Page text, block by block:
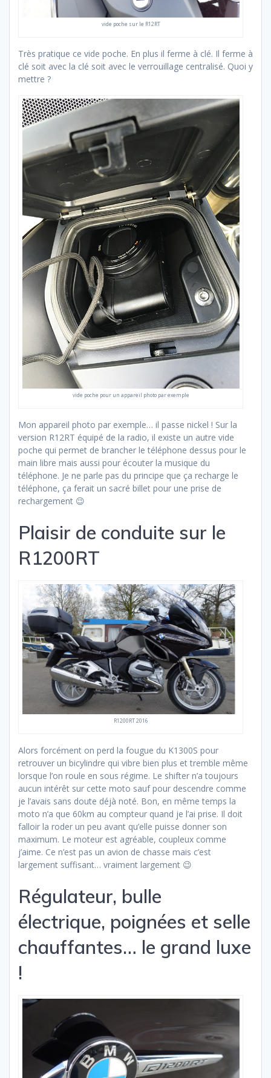
vide poche sur le R12RT
Très pratique ce vide poche. En plus il ferme à clé. Il ferme à
clé soit avec la clé soit avec le verrouillage centralisé. Quoi y
mettre ?
vide poche pour un appareil photo par exemple
Mon appareil photo par exemple… il passe nickel ! Sur la
version R12RT équipé de la radio, il existe un autre vide
poche qui permet de brancher le téléphone dessus pour le
main libre mais aussi pour écouter la musique du
téléphone. Je ne parle pas du principe que ça recharge le
téléphone, ça ferait un sacré billet pour une prise de
rechargement 😉
Plaisir de conduite sur le
R1200RT
R1200RT 2016
Alors forcément on perd la fougue du K1300S pour
retrouver un bicylindre qui vibre bien plus et tremble même
lorsque l’on roule en sous régime. Le shifter n’a toujours
aucun intérêt sur cette moto sauf pour descendre comme
je l’avais sans doute déjà noté. Bon, en même temps la
moto n’a que 60km au compteur quand je l’ai prise. Il doit
falloir la roder un peu avant qu’elle puisse donner son
maximum. Le moteur est agréable, coupleux comme
j’aime. Ce n’est pas un avion de chasse mais c’est
largement suffisant… vraiment largement 😉
Régulateur, bulle
électrique, poignées et selle
chauffantes… le grand luxe
!